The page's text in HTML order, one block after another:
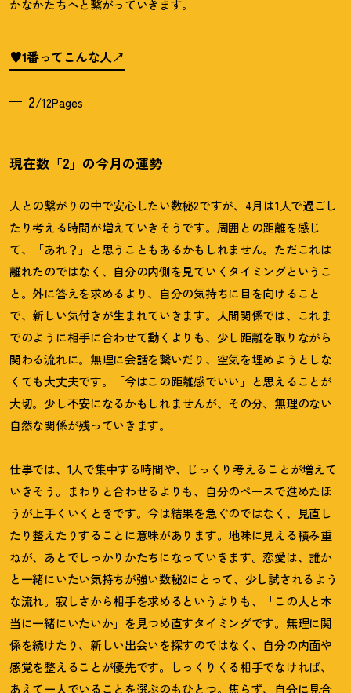
かなかたちへと繋がっていきます。
♥1番ってこんな人
2/12Pages
現在数「2」の今月の運勢
人との繋がりの中で安心したい数秘2ですが、4月は1人で過ごし
たり考える時間が増えていきそうです。周囲との距離を感じ
て、「あれ？ 」と思うこともあるかもしれません。ただこれは
離れたのではなく、自分の内側を見ていくタイミングというこ
と。外に答えを求めるより、自分の気持ちに目を向けること
で、新しい気付きが生まれていきます。人間関係では、これま
でのように相手に合わせて動くよりも、少し距離を取りながら
関わる流れに。無理に会話を繋いだり、空気を埋めようとしな
くても大丈夫です。「今はこの距離感でいい」と思えることが
大切。少し不安になるかもしれませんが、その分、無理のない
自然な関係が残っていきます。
仕事では、 1人で集中する時間や、じっくり考えることが増えて
いきそう。まわりと合わせるよりも、自分のペースで進めたほ
うが上手くいくときです。今は結果を急ぐのではなく、見直し
たり整えたりすることに意味があります。地味に見える積み重
ねが、あとでしっかりかたちになっていきます。恋愛は、誰か
と一緒にいたい気持ちが強い数秘2にとって、少し試されるよう
な流れ。寂しさから相手を求めるというよりも、「この人と本
当に一緒にいたいか」を見つめ直すタイミングです。無理に関
係を続けたり、新しい出会いを探すのではなく、自分の内面や
感覚を整えることが優先です。しっくりくる相手でなければ、
あえて一人でいることを選ぶのもひとつ。焦らず、自分に見合